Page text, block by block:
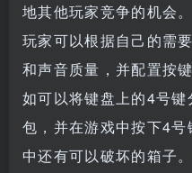
地其他玩家竞争的机会。
玩家可以根据自己的需
和声音质量，并配置按
如可以将键盘上的4号
包，并在游戏中按下4
中还有可以破坏的箱子